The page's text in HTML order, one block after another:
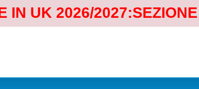
IN UK 2026/